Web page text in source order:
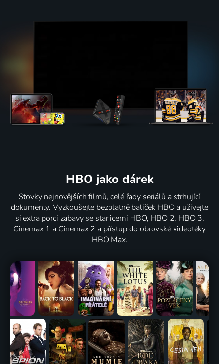
HBO jako dárek
Stovky nejnovějších filmů, celé řady seriálů a strhující
dokumenty. Vyzkoušejte bezplatně balíček HBO a užívejte
si extra porci zábavy se stanicemi HBO, HBO 2, HBO 3,
Cinemax 1 a Cinemax 2 a přístup do obrovské videotéky
HBO Max.